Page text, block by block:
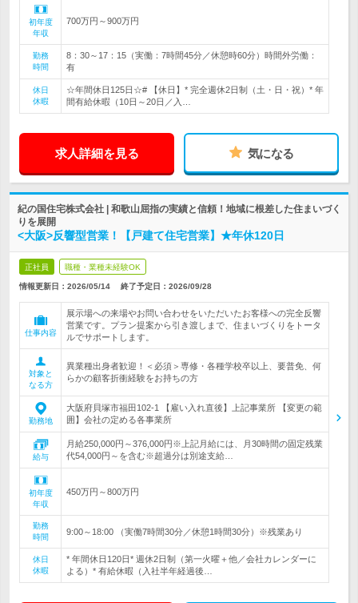
初年度
年収
700万円～900万円
勤務
時間
8：30～17：15（実働：7時間45分／休憩時60分）時間外労働：
有
休日
休暇
☆年間休日125日☆# 【休日】* 完全週休2日制（土・日・祝）* 年
間有給休暇（10日～20日／入…
求人詳細を見る 気になる
紀の国住宅株式会社 | 和歌山屈指の実績と信頼！地域に根差した住まいづく
りを展開
<大阪>反響型営業！【戸建て住宅営業】★年休120日
正社員 職種・業種未経験OK
情報更新日：2026/05/14 終了予定日： 2026/09/28
仕事内容
展示場への来場やお問い合わせをいただいたお客様への完全反響
営業です。プラン提案から引き渡しまで、住まいづくりをトータ
ルでサポートします。
対象と
なる方
異業種出身者歓迎！＜必須＞専修・各種学校卒以上、要普免、何
らかの顧客折衝経験をお持ちの方
勤務地
大阪府貝塚市福田102-1 【雇い入れ直後】上記事業所 【変更の範
囲】会社の定める各事業所
給与
月給250,000円～376,000円※上記月給には、月30時間の固定残業
代54,000円～を含む※超過分は別途支給…
初年度
年収
450万円～800万円
勤務
時間
9:00～18:00 （実働7時間30分／休憩1時間30分）※残業あり
休日
休暇
* 年間休日120日* 週休2日制（第一火曜＋他／会社カレンダーに
よる）* 有給休暇（入社半年経過後…